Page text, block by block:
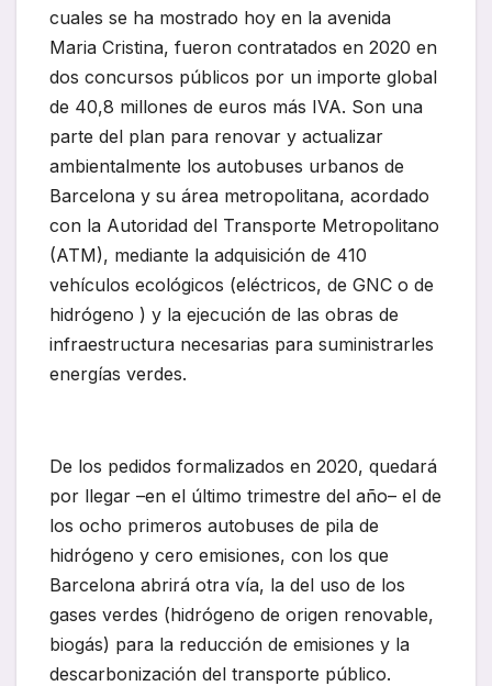
cuales se ha mostrado hoy en la avenida
Maria Cristina, fueron contratados en 2020 en
dos concursos públicos por un importe global
de 40,8 millones de euros más IVA. Son una
parte del plan para renovar y actualizar
ambientalmente los autobuses urbanos de
Barcelona y su área metropolitana, acordado
con la Autoridad del Transporte Metropolitano
(ATM), mediante la adquisición de 410
vehículos ecológicos (eléctricos, de GNC o de
hidrógeno ) y la ejecución de las obras de
infraestructura necesarias para suministrarles
energías verdes.
De los pedidos formalizados en 2020, quedará
por llegar –en el último trimestre del año– el de
los ocho primeros autobuses de pila de
hidrógeno y cero emisiones, con los que
Barcelona abrirá otra vía, la del uso de los
gases verdes (hidrógeno de origen renovable,
biogás) para la reducción de emisiones y la
descarbonización del transporte público.